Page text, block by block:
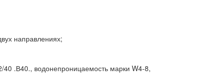
направлениях;
40 .В40., водонепроницаемость марки W4-8,